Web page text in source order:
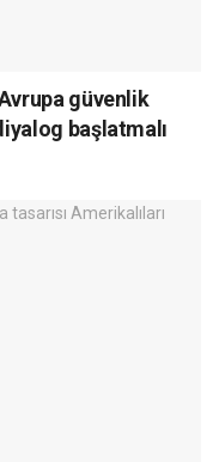
güvenlik
başlatmalı